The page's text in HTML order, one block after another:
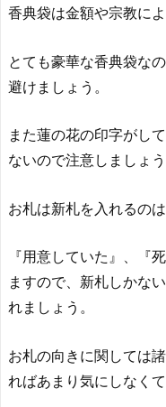
香典袋は金額や宗教に
とても豪華な香典袋な
避けましょう。
また蓮の花の印字がし
ないので注意しましょう
お札は新札を入れるの
『用意していた』、『
ますので、新札しかな
れましょう。
お札の向きに関しては
ればあまり気にしなくて